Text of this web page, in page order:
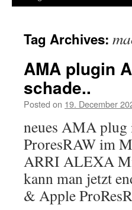
Tag Archives:
AMA plugin
schade..
Posted on 19. December
neues AMA plug
ProresRAW im
ARRI ALEXA
kann man jetzt
& Apple